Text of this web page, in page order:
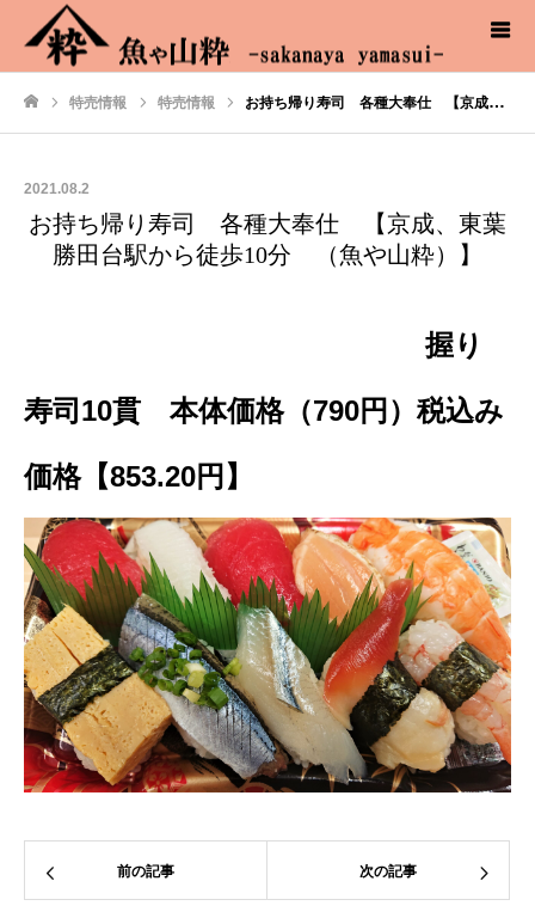
特売情報 特売情報 お持ち帰り寿司 各種大奉仕 【京成、東葉勝田台駅から徒歩10分 （魚や山粋）】
2021.08.2
お持ち帰り寿司 各種大奉仕 【京成、東葉
勝田台駅から徒歩10分 （魚や山粋）】
握り
寿司10貫 本体価格（790円）税込み
価格【853.20円】
前の記事 次の記事